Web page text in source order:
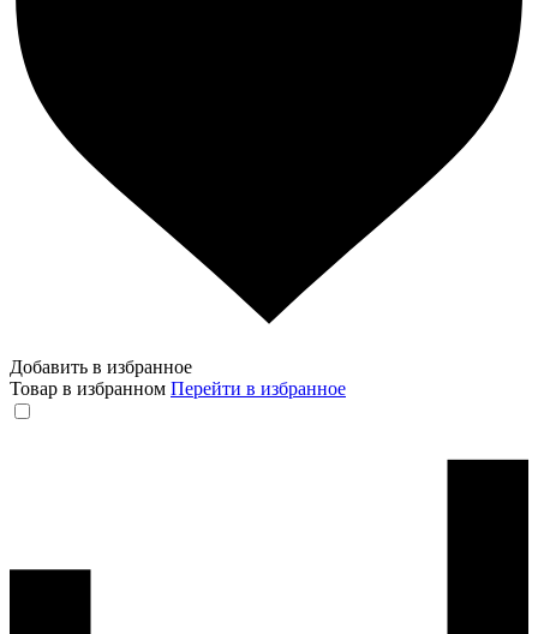
Добавить в избранное
Товар в избранном Перейти в избранное